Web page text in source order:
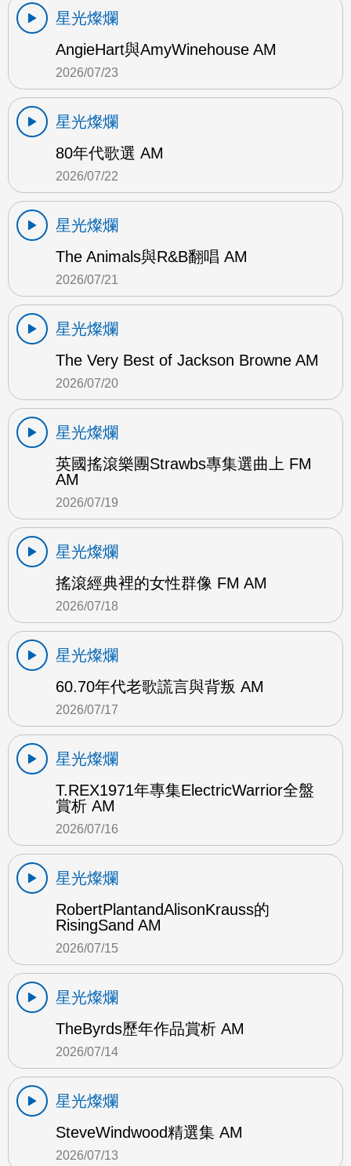
星光燦爛
AngieHart與AmyWinehouse AM
2026/07/23
星光燦爛
80年代歌選 AM
2026/07/22
星光燦爛
The Animals與R&B翻唱 AM
2026/07/21
星光燦爛
The Very Best of Jackson Browne AM
2026/07/20
星光燦爛
英國搖滾樂團Strawbs專集選曲上 FM
AM
2026/07/19
星光燦爛
搖滾經典裡的女性群像 FM AM
2026/07/18
星光燦爛
60.70年代老歌謊言與背叛 AM
2026/07/17
星光燦爛
T.REX1971年專集ElectricWarrior全盤
賞析 AM
2026/07/16
星光燦爛
RobertPlantandAlisonKrauss的
RisingSand AM
2026/07/15
星光燦爛
TheByrds歷年作品賞析 AM
2026/07/14
星光燦爛
SteveWindwood精選集 AM
2026/07/13